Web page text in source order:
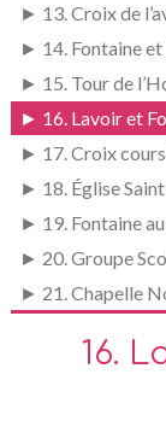
► 13. Croix de
► 14. Fontaine
► 15. Tour de
► 16. Lavoir et
► 17. Croix
► 18. Église
► 19. Fontaine
► 20. Groupe
► 21. Chapelle
16.